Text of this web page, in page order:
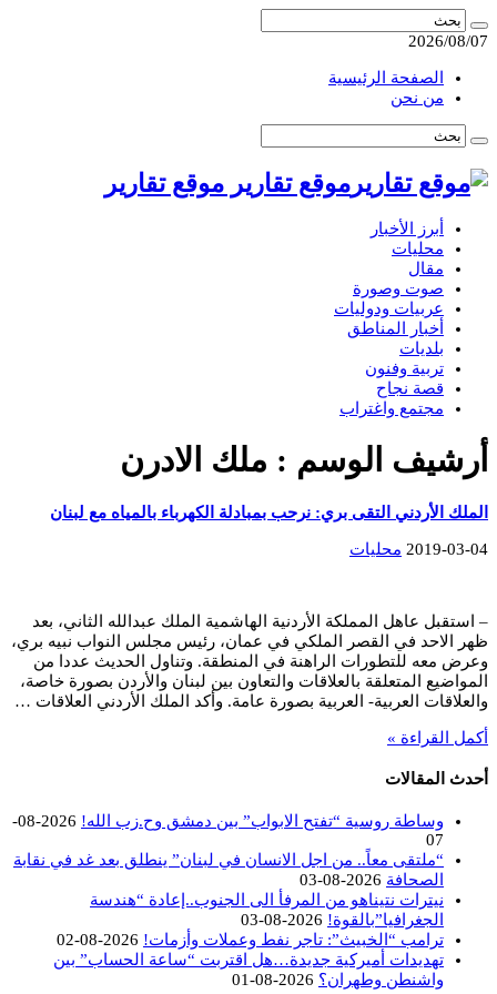
2026/08/07
الصفحة الرئيسية
من نحن
موقع تقارير موقع تقارير
أبرز الأخبار
محليات
مقال
صوت وصورة
عربيات ودوليات
أخبار المناطق
بلديات
تربية وفنون
قصة نجاح
مجتمع واغتراب
أرشيف الوسم : ملك الادرن
الملك الأردني التقى بري: نرحب بمبادلة الكهرباء بالمياه مع لبنان
2019-03-04 محليات
– استقبل عاهل المملكة الأردنية الهاشمية الملك عبدالله الثاني، بعد
ظهر الاحد في القصر الملكي في عمان، رئيس مجلس النواب نبيه بري،
وعرض معه للتطورات الراهنة في المنطقة. وتناول الحديث عددا من
المواضيع المتعلقة بالعلاقات والتعاون بين لبنان والأردن بصورة خاصة،
والعلاقات العربية- العربية بصورة عامة. وأكد الملك الأردني العلاقات …
أكمل القراءة »
أحدث المقالات
وساطة روسية “تفتح الابواب” بين دمشق وح.زب الله!
2026-08-
07
“ملتقى معاً.. من اجل الانسان في لبنان” ينطلق بعد غد في نقابة
الصحافة 2026-08-03
نيترات نتيناهو من المرفأ الى الجنوب..إعادة “هندسة
الجغرافيا”بالقوة! 2026-08-03
ترامب “الخبيث”: تاجر نفط وعملات وأزمات! 2026-08-02
تهديدات أميركية جديدة…هل اقتربت “ساعة الحساب” بين
واشنطن وطهران؟ 2026-08-01